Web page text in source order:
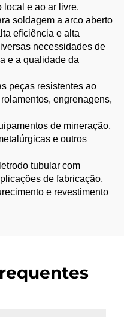
local e ao ar livre.
soldagem a arco aberto
eficiência e alta
necessidades de
e a qualidade da
peças resistentes ao
engrenagens,
de mineração,
e outros
tubular com
de fabricação,
e revestimento